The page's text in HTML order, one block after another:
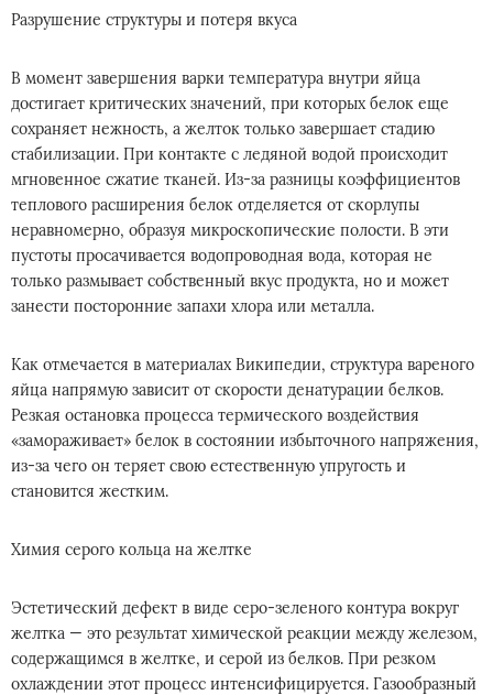
Разрушение структуры и потеря вкуса
В момент завершения варки температура внутри яйца
достигает критических значений, при которых белок еще
сохраняет нежность, а желток только завершает стадию
стабилизации. При контакте с ледяной водой происходит
мгновенное сжатие тканей. Из-за разницы коэффициентов
теплового расширения белок отделяется от скорлупы
неравномерно, образуя микроскопические полости. В эти
пустоты просачивается водопроводная вода, которая не
только размывает собственный вкус продукта, но и может
занести посторонние запахи хлора или металла.
Как отмечается в материалах Википедии, структура вареного
яйца напрямую зависит от скорости денатурации белков.
Резкая остановка процесса термического воздействия
«замораживает» белок в состоянии избыточного напряжения,
из-за чего он теряет свою естественную упругость и
становится жестким.
Химия серого кольца на желтке
Эстетический дефект в виде серо-зеленого контура вокруг
желтка — это результат химической реакции между железом,
содержащимся в желтке, и серой из белков. При резком
охлаждении этот процесс интенсифицируется. Газообразный